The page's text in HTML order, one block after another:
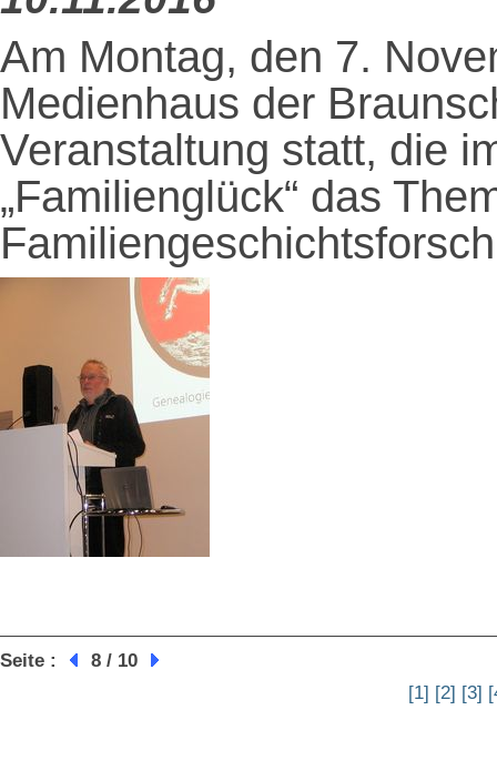
Am Montag, den 7.
Medienhaus der
Veranstaltung statt, die
„Familienglück“ das
Seite :
8 / 10
[1] [2] [3]